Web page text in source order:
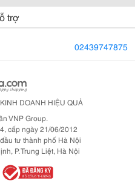
trợ
02439747875
DOANH HIỆU QUẢ
VNP Group.
cấp ngày 21/06/2012
tư thành phố Hà Nội
P. Trung Liệt, Hà Nội